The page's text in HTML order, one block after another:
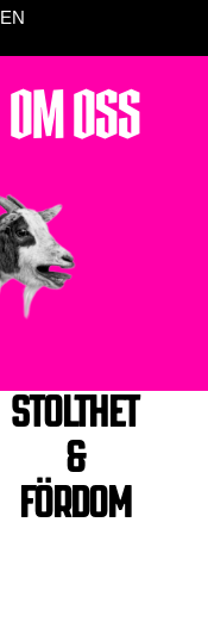
EN
OM OSS
STOLTHET
&
FÖRDOM